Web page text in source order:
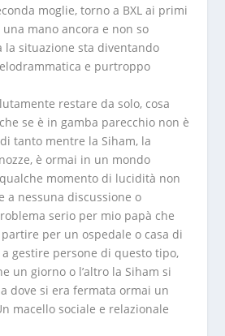
moglie, torno a BXL ai primi
mano ancora e non so
la situazione sta diventando
e purtroppo
restare da solo, cosa
se è in gamba parecchio non è
tanto mentre la Siham, la
è ormai in un mondo
momento di lucidità non
a nessuna discussione o
serio per mio papà che
per un ospedale o casa di
gestire persone di questo tipo,
un giorno o l’altro la Siham si
dove si era fermata ormai un
macello sociale e relazionale